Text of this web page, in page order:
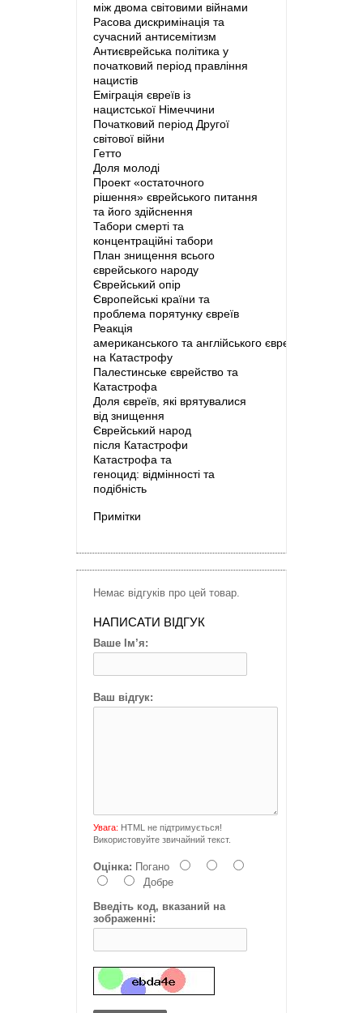
між двома світовими війнами
Расова дискримінація та
сучасний антисемітизм
Антиєврейська політика у
початковий період правління
нацистів
Еміграція євреїв із
нацистської Німеччини
Початковий період Другої
світової війни
Гетто
Доля молоді
Проект «остаточного
рішення» єврейського питання
та його здійснення
Табори смерті та
концентраційні табори
План знищення всього
єврейського народу
Єврейський опір
Європейські країни та
проблема порятунку євреїв
Реакція
американського та англійського єврейства
на Катастрофу
Палестинське єврейство та
Катастрофа
Доля євреїв, які врятувалися
від знищення
Єврейський народ
після Катастрофи
Катастрофа та
геноцид: відмінності та
подібність
Примітки
Немає відгуків про цей товар.
НАПИСАТИ ВІДГУК
Ваше Ім’я:
Ваш відгук:
Увага: HTML не підтримується!
Використовуйте звичайний текст.
Оцінка: Погано
Добре
Введіть код, вказаний на
зображенні: